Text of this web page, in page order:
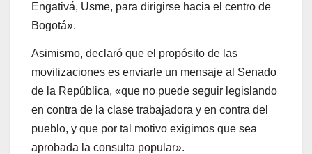
Engativá, Usme, para dirigirse hacia el centro de
Bogotá».
Asimismo, declaró que el propósito de las
movilizaciones es enviarle un mensaje al Senado
de la República, «que no puede seguir legislando
en contra de la clase trabajadora y en contra del
pueblo, y que por tal motivo exigimos que sea
aprobada la consulta popular».